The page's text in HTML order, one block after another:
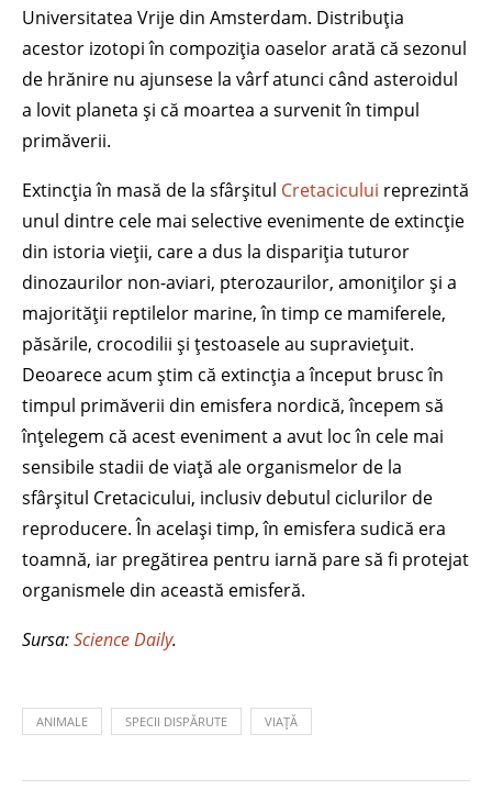
Universitatea Vrije din Amsterdam. Distribuția
acestor izotopi în compoziția oaselor arată că sezonul
de hrănire nu ajunsese la vârf atunci când asteroidul
a lovit planeta și că moartea a survenit în timpul
primăverii.
Extincția în masă de la sfârșitul Cretacicului reprezintă
unul dintre cele mai selective evenimente de extincție
din istoria vieții, care a dus la dispariția tuturor
dinozaurilor non-aviari, pterozaurilor, amoniților și a
majorității reptilelor marine, în timp ce mamiferele,
păsările, crocodilii și țestoasele au supraviețuit.
Deoarece acum știm că extincția a început brusc în
timpul primăverii din emisfera nordică, începem să
înțelegem că acest eveniment a avut loc în cele mai
sensibile stadii de viață ale organismelor de la
sfârșitul Cretacicului, inclusiv debutul ciclurilor de
reproducere. În același timp, în emisfera sudică era
toamnă, iar pregătirea pentru iarnă pare să fi protejat
organismele din această emisferă.
Sursa:Science Daily.
ANIMALE SPECII DISPĂRUTE VIAȚĂ